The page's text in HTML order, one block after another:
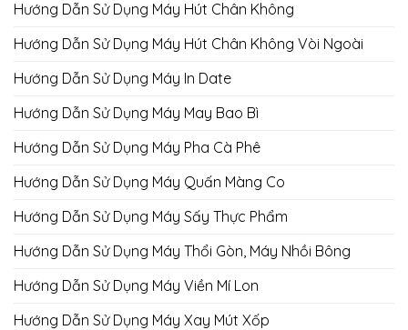
Hướng Dẫn Sử Dụng Máy Hút Chân Không
Hướng Dẫn Sử Dụng Máy Hút Chân Không Vòi Ngoài
Hướng Dẫn Sử Dụng Máy In Date
Hướng Dẫn Sử Dụng Máy May Bao Bì
Hướng Dẫn Sử Dụng Máy Pha Cà Phê
Hướng Dẫn Sử Dụng Máy Quấn Màng Co
Hướng Dẫn Sử Dụng Máy Sấy Thực Phẩm
Hướng Dẫn Sử Dụng Máy Thổi Gòn, Máy Nhồi Bông
Hướng Dẫn Sử Dụng Máy Viền Mí Lon
Hướng Dẫn Sử Dụng Máy Xay Mút Xốp